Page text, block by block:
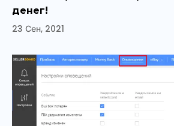
денег!
23 Сен, 2021